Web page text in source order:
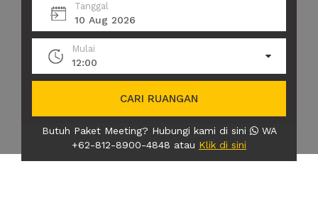
Tanggal
10 Aug 2026
Mulai
12:00
CARI RUANGAN
Butuh Paket Meeting? Hubungi kami di sini
WA
+62-812-8900-4848 atau Klik di sini